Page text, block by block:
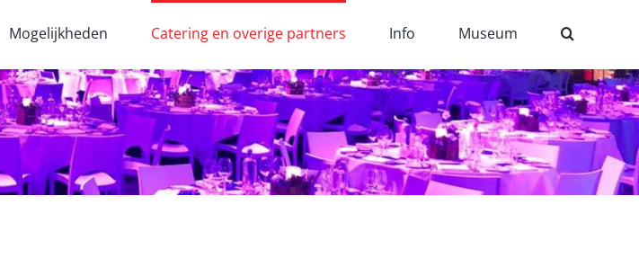
Mogelijkheden Catering en overige partners Info Museum